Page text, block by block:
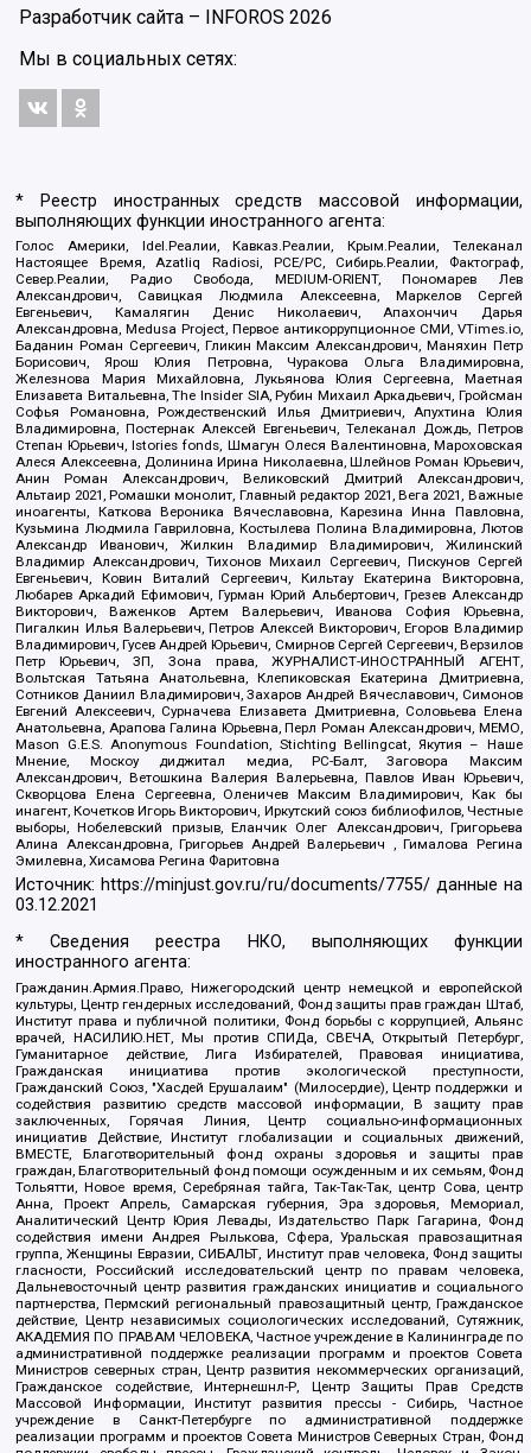
Разработчик сайта – INFOROS 2026
Мы в социальных сетях:
* Реестр иностранных средств массовой информации,
выполняющих функции иностранного агента:
Голос Америки, Idel.Реалии, Кавказ.Реалии, Крым.Реалии, Телеканал
Настоящее Время, Azatliq Radiosi, PCE/PC, Сибирь.Реалии, Фактограф,
Север.Реалии, Радио Свобода, MEDIUM-ORIENT, Пономарев Лев
Александрович, Савицкая Людмила Алексеевна, Маркелов Сергей
Евгеньевич, Камалягин Денис Николаевич, Апахончич Дарья
Александровна, Medusa Project, Первое антикоррупционное СМИ, VTimes.io,
Баданин Роман Сергеевич, Гликин Максим Александрович, Маняхин Петр
Борисович, Ярош Юлия Петровна, Чуракова Ольга Владимировна,
Железнова Мария Михайловна, Лукьянова Юлия Сергеевна, Маетная
Елизавета Витальевна, The Insider SIA, Рубин Михаил Аркадьевич, Гройсман
Софья Романовна, Рождественский Илья Дмитриевич, Апухтина Юлия
Владимировна, Постернак Алексей Евгеньевич, Телеканал Дождь, Петров
Степан Юрьевич, Istories fonds, Шмагун Олеся Валентиновна, Мароховская
Алеся Алексеевна, Долинина Ирина Николаевна, Шлейнов Роман Юрьевич,
Анин Роман Александрович, Великовский Дмитрий Александрович,
Альтаир 2021, Ромашки монолит, Главный редактор 2021, Вега 2021, Важные
иноагенты, Каткова Вероника Вячеславовна, Карезина Инна Павловна,
Кузьмина Людмила Гавриловна, Костылева Полина Владимировна, Лютов
Александр Иванович, Жилкин Владимир Владимирович, Жилинский
Владимир Александрович, Тихонов Михаил Сергеевич, Пискунов Сергей
Евгеньевич, Ковин Виталий Сергеевич, Кильтау Екатерина Викторовна,
Любарев Аркадий Ефимович, Гурман Юрий Альбертович, Грезев Александр
Викторович, Важенков Артем Валерьевич, Иванова София Юрьевна,
Пигалкин Илья Валерьевич, Петров Алексей Викторович, Егоров Владимир
Владимирович, Гусев Андрей Юрьевич, Смирнов Сергей Сергеевич, Верзилов
Петр Юрьевич, ЗП, Зона права, ЖУРНАЛИСТ-ИНОСТРАННЫЙ АГЕНТ,
Вольтская Татьяна Анатольевна, Клепиковская Екатерина Дмитриевна,
Сотников Даниил Владимирович, Захаров Андрей Вячеславович, Симонов
Евгений Алексеевич, Сурначева Елизавета Дмитриевна, Соловьева Елена
Анатольевна, Арапова Галина Юрьевна, Перл Роман Александрович, МЕМО,
Mason G.E.S. Anonymous Foundation, Stichting Bellingcat, Якутия – Наше
Мнение, Москоу диджитал медиа, РС-Балт, Заговора Максим
Александрович, Ветошкина Валерия Валерьевна, Павлов Иван Юрьевич,
Скворцова Елена Сергеевна, Оленичев Максим Владимирович, Как бы
инагент, Кочетков Игорь Викторович, Иркутский союз библиофилов, Честные
выборы, Нобелевский призыв, Еланчик Олег Александрович, Григорьева
Алина Александровна, Григорьев Андрей Валерьевич , Гималова Регина
Эмилевна, Хисамова Регина Фаритовна
Источник: https://minjust.gov.ru/ru/documents/7755/ данные на
03.12.2021
* Сведения реестра НКО, выполняющих функции
иностранного агента:
Гражданин.Армия.Право, Нижегородский центр немецкой и европейской
культуры, Центр гендерных исследований, Фонд защиты прав граждан Штаб,
Институт права и публичной политики, Фонд борьбы с коррупцией, Альянс
врачей, НАСИЛИЮ.НЕТ, Мы против СПИДа, СВЕЧА, Открытый Петербург,
Гуманитарное действие, Лига Избирателей, Правовая инициатива,
Гражданская инициатива против экологической преступности,
Гражданский Союз, "Хасдей Ерушалаим" (Милосердие), Центр поддержки и
содействия развитию средств массовой информации, В защиту прав
заключенных, Горячая Линия, Центр социально-информационных
инициатив Действие, Институт глобализации и социальных движений,
ВМЕСТЕ, Благотворительный фонд охраны здоровья и защиты прав
граждан, Благотворительный фонд помощи осужденным и их семьям, Фонд
Тольятти, Новое время, Серебряная тайга, Так-Так-Так, центр Сова, центр
Анна, Проект Апрель, Самарская губерния, Эра здоровья, Мемориал,
Аналитический Центр Юрия Левады, Издательство Парк Гагарина, Фонд
содействия имени Андрея Рылькова, Сфера, Уральская правозащитная
группа, Женщины Евразии, СИБАЛЬТ, Институт прав человека, Фонд защиты
гласности, Российский исследовательский центр по правам человека,
Дальневосточный центр развития гражданских инициатив и социального
партнерства, Пермский региональный правозащитный центр, Гражданское
действие, Центр независимых социологических исследований, Сутяжник,
АКАДЕМИЯ ПО ПРАВАМ ЧЕЛОВЕКА, Частное учреждение в Калининграде по
административной поддержке реализации программ и проектов Совета
Министров северных стран, Центр развития некоммерческих организаций,
Гражданское содействие, Интернешнл-Р, Центр Защиты Прав Средств
Массовой Информации, Институт развития прессы - Сибирь, Частное
учреждение в Санкт-Петербурге по административной поддержке
реализации программ и проектов Совета Министров Северных Стран, Фонд